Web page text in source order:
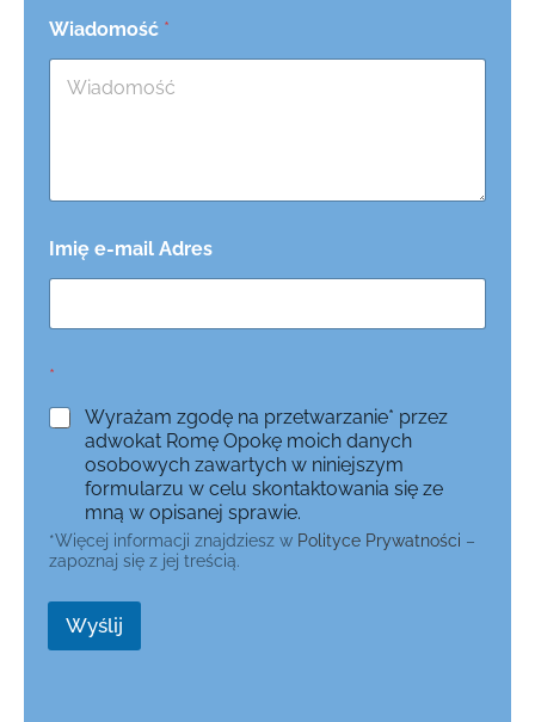
Wiadomość *
Imię e-mail Adres
*
Wyrażam zgodę na przetwarzanie* przez
adwokat Romę Opokę moich danych
osobowych zawartych w niniejszym
formularzu w celu skontaktowania się ze
mną w opisanej sprawie.
*Więcej informacji znajdziesz w Polityce Prywatności –
zapoznaj się z jej treścią.
Wyślij